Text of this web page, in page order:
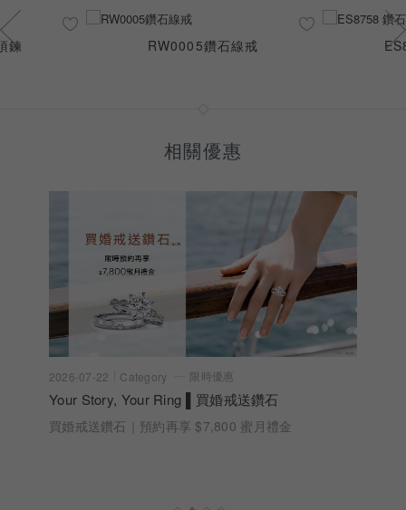
鍊 RW0005鑽石線戒
相關優惠
2026-07-22 Category 限時優惠
Your Story, Your Ring ▌買婚戒送鑽石
買婚戒送鑽石｜預約再享 $7,800 蜜月禮金